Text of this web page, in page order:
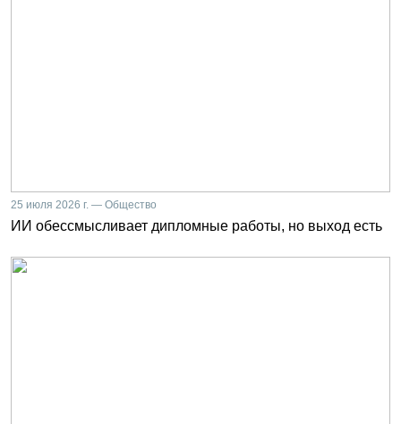
25 июля 2026 г. — Общество
ИИ обессмысливает дипломные работы, но выход есть